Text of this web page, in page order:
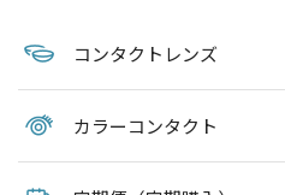
コンタクトレンズ
カラーコンタクト